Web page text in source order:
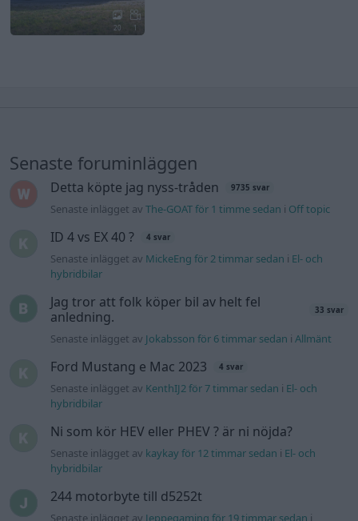
20 1
Senaste foruminläggen
Detta köpte jag nyss-tråden 9735 svar
Senaste inlägget avThe-GOAT för 1 timme sedan i Off topic
ID 4 vs EX 40 ? 4 svar
Senaste inlägget av MickeEng för 2 timmar sedan i El- och
hybridbilar
Jag tror att folk köper bil av helt fel
anledning.
33 svar
Senaste inlägget av Jokabsson för 6 timmar sedan iAllmänt
Ford Mustang e Mac 2023 4 svar
Senaste inlägget av KenthIJ2 för 7 timmar sedan i El- och
hybridbilar
Ni som kör HEV eller PHEV ? är ni nöjda?
Senaste inlägget av kaykay för 12 timmar sedan i El- och
hybridbilar
244 motorbyte till d5252t
Senaste inlägget av Jeppegaming för 19 timmar sedan i